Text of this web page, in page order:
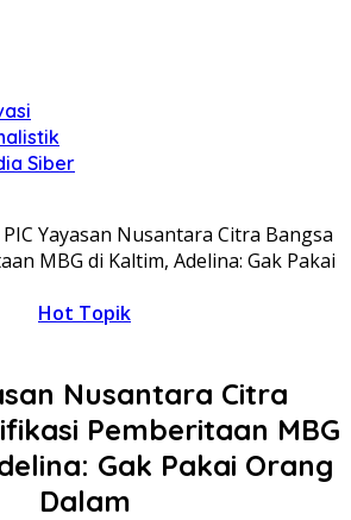
Siber
PIC Yayasan Nusantara Citra Bangsa
MBG di Kaltim, Adelina: Gak Pakai
Hot Topik
Nusantara Citra
Pemberitaan MBG
Gak Pakai Orang
Dalam